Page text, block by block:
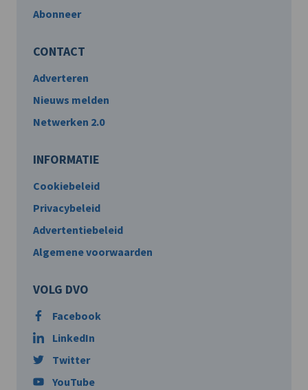
Abonneer
CONTACT
Adverteren
Nieuws melden
Netwerken 2.0
INFORMATIE
Cookiebeleid
Privacybeleid
Advertentiebeleid
Algemene voorwaarden
VOLG DVO
Facebook
LinkedIn
Twitter
YouTube